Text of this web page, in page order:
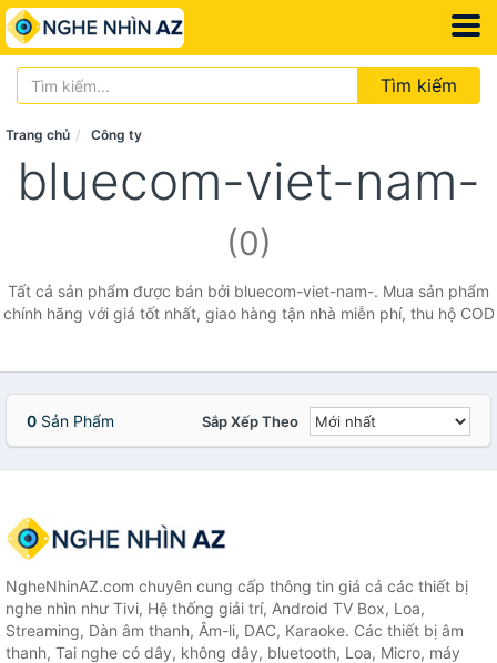
Tìm kiếm
Trang chủ Công ty
bluecom-viet-nam-
(0)
Tất cả sản phẩm được bán bởi bluecom-viet-nam-. Mua sản phẩm
chính hãng với giá tốt nhất, giao hàng tận nhà miễn phí, thu hộ COD
0 Sản Phẩm Sắp Xếp Theo
NgheNhinAZ.com chuyên cung cấp thông tin giá cả các thiết bị
nghe nhìn như Tivi, Hệ thống giải trí, Android TV Box, Loa,
Streaming, Dàn âm thanh, Âm-li, DAC, Karaoke. Các thiết bị âm
thanh, Tai nghe có dây, không dây, bluetooth, Loa, Micro, máy